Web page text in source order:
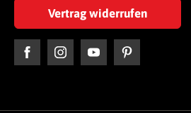
Vertrag widerrufen